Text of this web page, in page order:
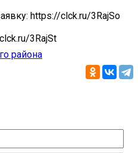
https://clck.ru/3RajSo
3RajSt
района